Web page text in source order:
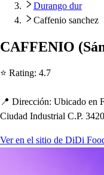
Durango dur
Caffenio sanchez
CAFFENIO (
⭐ Rating: 4.7
📍 Dirección: Ubicado en
Ciudad Industrial C.P.
Ver en el sitio de DiDi